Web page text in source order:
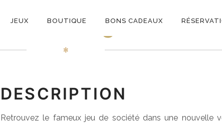
JEUX BOUTIQUE BONS CADEAUX
Best of Logo
✻
DESCRIPTION
Retrouvez le fameux jeu de société dans une nouvelle